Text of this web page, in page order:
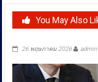
You May Also
26 พฤษภาคม 2026 admin